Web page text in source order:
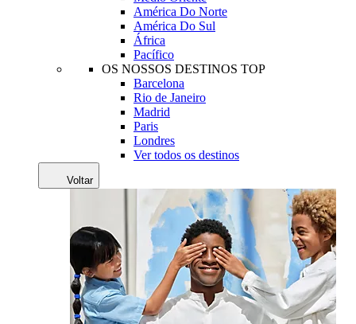
América Do Norte
América Do Sul
África
Pacífico
OS NOSSOS DESTINOS TOP
Barcelona
Rio de Janeiro
Madrid
Paris
Londres
Ver todos os destinos
Voltar